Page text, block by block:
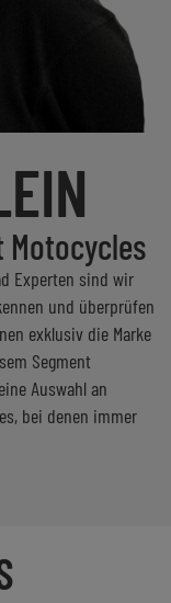
Experten sind wir
und überprüfen
exklusiv die Marke
Segment
Auswahl an
bei denen immer